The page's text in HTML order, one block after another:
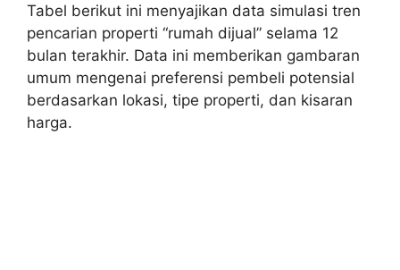
Tabel berikut ini menyajikan data simulasi tren
pencarian properti “rumah dijual” selama 12
bulan terakhir. Data ini memberikan gambaran
umum mengenai preferensi pembeli potensial
berdasarkan lokasi, tipe properti, dan kisaran
harga.